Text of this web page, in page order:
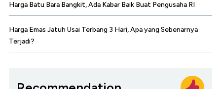
Harga Batu Bara Bangkit, Ada Kabar Baik Buat Pengusaha RI
Harga Emas Jatuh Usai Terbang 3 Hari, Apa yang Sebenarnya
Terjadi?